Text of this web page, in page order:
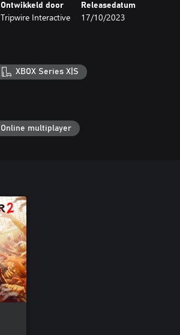
Ontwikkeld door
Tripwire Interactive
Releasedatum
17/10/2023
XBOX Series X|S
Online multiplayer